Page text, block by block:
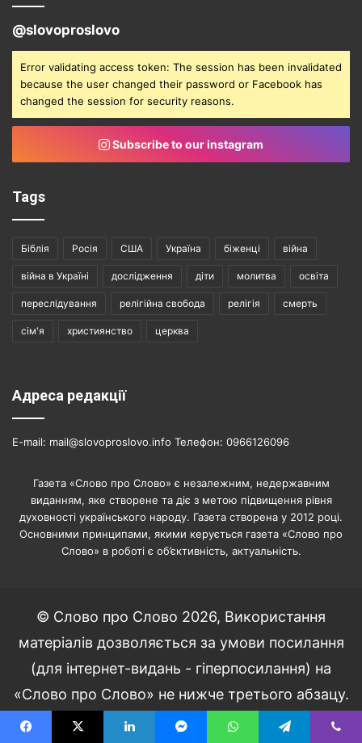
@slovoproslovo
Error validating access token: The session has been invalidated
because the user changed their password or Facebook has
changed the session for security reasons.
Subscribe to our instagram
Tags
Біблія Росія США Україна біженці війна
війна в Україні дослідження діти молитва освіта
переслідування релігійна свобода релігія смерть
сім'я християнство церква
Адреса редакції
E-mail: mail@slovoproslovo.info Телефон: 0966126096
Газета «Слово про Слово» є незалежним, недержавним
виданням, яке створене та діє з метою підвищення рівня
духовності українського народу. Газета створена у 2012 році.
Основними принципами, якими керується газета «Слово про
Слово» в роботі є об’єктивність, актуальність.
© Слово про Слово 2026, Використання
матеріалів дозволяється за умови посилання
(для інтернет-видань - гіперпосилання) на
«Слово про Слово» не нижче третього абзацу.
Facebook LinkedInYouTubeInstagramPaypalTelegram